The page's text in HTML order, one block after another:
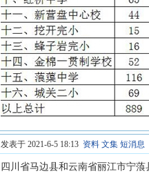
发表于 2021-6-5 18:13 资料 文集 短消息
四川省马边县和云南省丽江市宁蒗